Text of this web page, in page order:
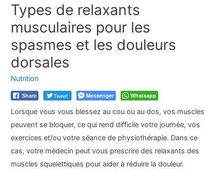
Types de relaxants
musculaires pour les
spasmes et les douleurs
dorsales
Nutrition
Share Tweet Messenger Whatsapp
Lorsque vous vous blessez au cou ou au dos, vos muscles
peuvent se bloquer, ce qui rend difficile votre journée, vos
exercices et/ou votre séance de physiothérapie. Dans ce
cas, votre médecin peut vous prescrire des relaxants des
muscles squelettiques pour aider à réduire la douleur.